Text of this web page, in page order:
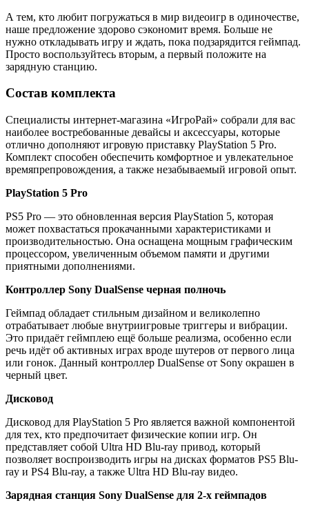
А тем, кто любит погружаться в мир видеоигр в одиночестве,
наше предложение здорово сэкономит время. Больше не
нужно откладывать игру и ждать, пока подзарядится геймпад.
Просто воспользуйтесь вторым, а первый положите на
зарядную станцию.
Состав комплекта
Специалисты интернет-магазина «ИгроРай» собрали для вас
наиболее востребованные девайсы и аксессуары, которые
отлично дополняют игровую приставку PlayStation 5 Pro.
Комплект способен обеспечить комфортное и увлекательное
времяпрепровождения, а также незабываемый игровой опыт.
PlayStation 5 Pro
PS5 Pro — это обновленная версия PlayStation 5, которая
может похвастаться прокачанными характеристиками и
производительностью. Она оснащена мощным графическим
процессором, увеличенным объемом памяти и другими
приятными дополнениями.
Контроллер Sony DualSense черная полночь
Геймпад обладает стильным дизайном и великолепно
отрабатывает любые внутриигровые триггеры и вибрации.
Это придаёт геймплею ещё больше реализма, особенно если
речь идёт об активных играх вроде шутеров от первого лица
или гонок. Данный контроллер DualSense от Sony окрашен в
черный цвет.
Дисковод
Дисковод для PlayStation 5 Pro является важной компонентой
для тех, кто предпочитает физические копии игр. Он
представляет собой Ultra HD Blu-ray привод, который
позволяет воспроизводить игры на дисках форматов PS5 Blu-
ray и PS4 Blu-ray, а также Ultra HD Blu-ray видео.
Зарядная станция Sony DualSense для 2-х геймпадов